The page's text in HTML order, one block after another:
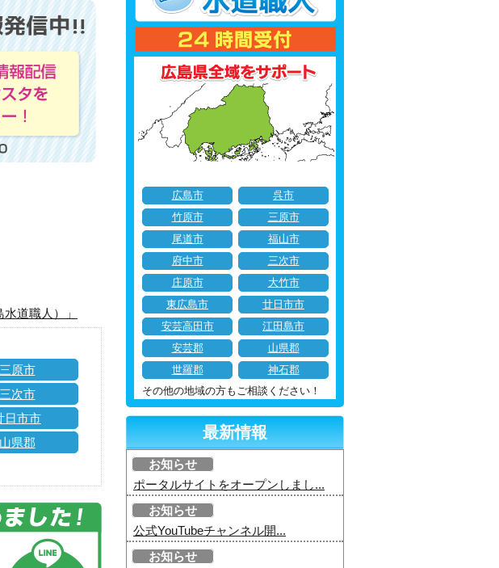
道職人）」
三原市
三次市
日市市
山県郡
広島市
呉市
竹原市
三原市
尾道市
福山市
府中市
三次市
庄原市
大竹市
東広島市
廿日市市
安芸高田市
江田島市
安芸郡
山県郡
世羅郡
神石郡
その他の地域の方もご相談ください！
最新情報
お知らせ
ポータルサイトをオープンしまし...
お知らせ
公式YouTubeチャンネル開...
お知らせ